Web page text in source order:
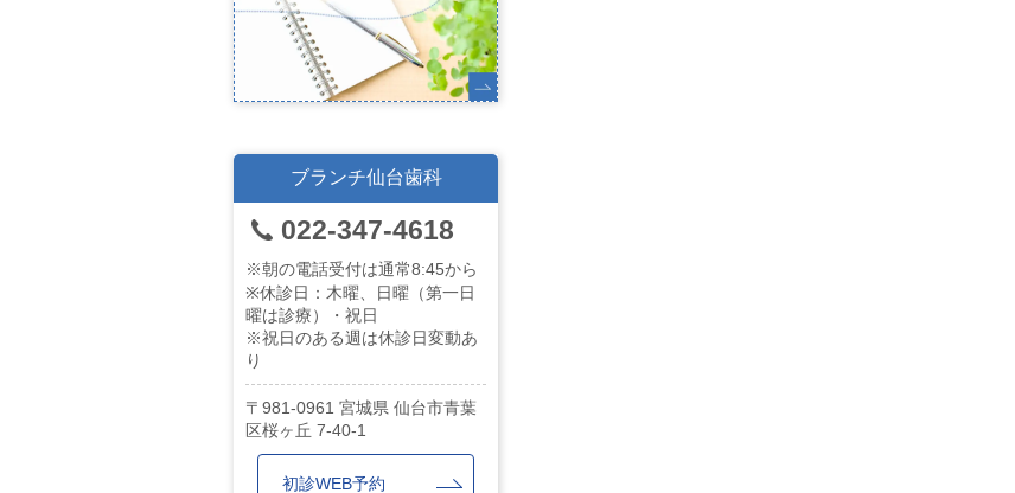
ブランチ仙台歯科
022-347-4618
※朝の電話受付は通常8:45から
※休診日：木曜、日曜（第一日
曜は診療）・祝日
※祝日のある週は休診日変動あ
り
981-0961 宮城県 仙台市青葉
区桜ヶ丘 7-40-1
初診WEB予約